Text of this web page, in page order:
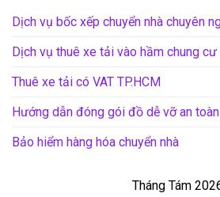
Dịch vụ bốc xếp chuyển nhà chuyên
Dịch vụ thuê xe tải vào hầm chung cư
Thuê xe tải có VAT TP.HCM
Hướng dẫn đóng gói đồ dễ vỡ an
Bảo hiểm hàng hóa chuyển nhà
Tháng Tám